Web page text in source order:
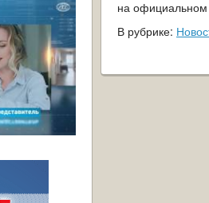
на официальном
В рубрике: